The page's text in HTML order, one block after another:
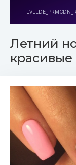
Летний
красивые